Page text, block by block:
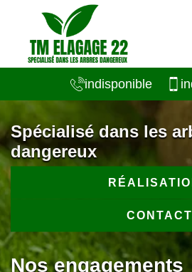
indisponible
Spécialisé dans les
dangereux
CONTACT
Nos engagements